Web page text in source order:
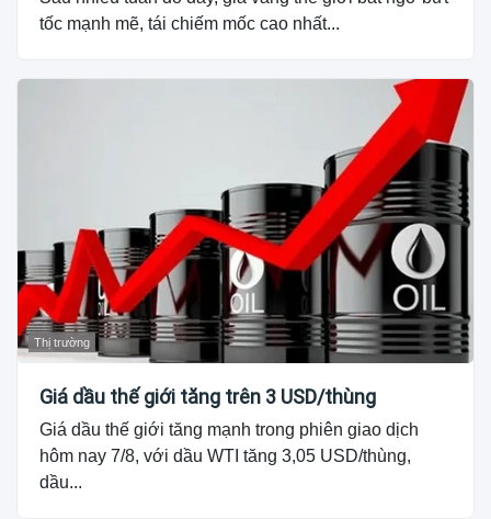
tốc mạnh mẽ, tái chiếm mốc cao nhất...
Thị trường
Giá dầu thế giới tăng trên 3 USD/thùng
Giá dầu thế giới tăng mạnh trong phiên giao dịch
hôm nay 7/8, với dầu WTI tăng 3,05 USD/thùng,
dầu...